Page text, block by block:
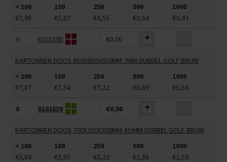
< 100
100 250 500
1000
€7,98
€5,87 €4,55 €3,64 €3,43
6101590 €0,00
KARTONNEN DOOS 650X650X650MM 7MM DUBBEL GOLF BRUIN
< 100
100 250 500
1000
€7,87
€7,54 €7,22 €6,89 €6,56
6101630 €0,00
KARTONNEN DOOS 700X350X300MM 4½MM DUBBEL GOLF BRUIN
< 100
100 250 500
1000
€3,84
€3,55 €3,22 €2,88 €2,59